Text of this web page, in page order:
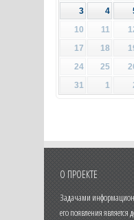
3
4
10
11
17
18
24
25
31
1
О ПРОЕКТЕ
Задачами
его появления является